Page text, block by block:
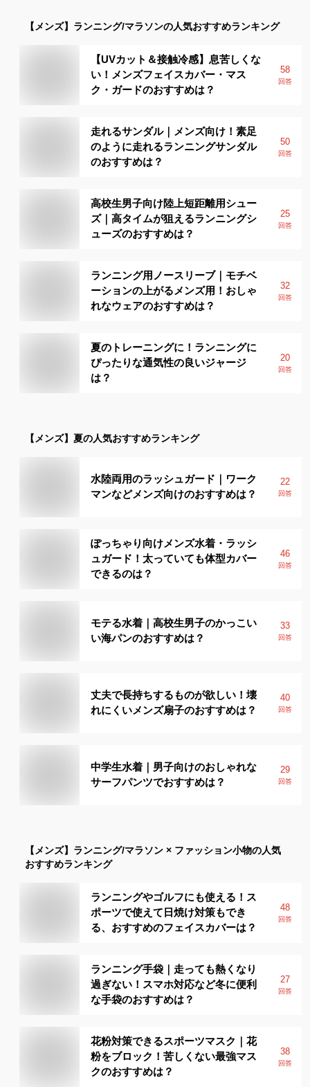
【メンズ】 ランニング/マラソンの人気おすすめランキング
【UVカット＆接触冷感】息苦しくな
い！メンズフェイスカバー・マス
ク・ガードのおすすめは？
58
回答
走れるサンダル｜メンズ向け！素足
のように走れるランニングサンダル
のおすすめは？
50
回答
高校生男子向け陸上短距離用シュー
ズ｜高タイムが狙えるランニングシ
ューズのおすすめは？
25
回答
ランニング用ノースリーブ｜モチベ
ーションの上がるメンズ用！おしゃ
れなウェアのおすすめは？
32
回答
夏のトレーニングに！ランニングに
ぴったりな通気性の良いジャージ
は？
20
回答
【メンズ】 夏の人気おすすめランキング
水陸両用のラッシュガード｜ワーク
マンなどメンズ向けのおすすめは？
22
回答
ぽっちゃり向けメンズ水着・ラッシ
ュガード！太っていても体型カバー
できるのは？
46
回答
モテる水着｜高校生男子のかっこい
い海パンのおすすめは？
33
回答
丈夫で長持ちするものが欲しい！壊
れにくいメンズ扇子のおすすめは？
40
回答
中学生水着｜男子向けのおしゃれな
サーフパンツでおすすめは？
29
回答
【メンズ】 ランニング/マラソン × ファッション小物の人気
おすすめランキング
ランニングやゴルフにも使える！ス
ポーツで使えて日焼け対策もでき
る、おすすめのフェイスカバーは？
48
回答
ランニング手袋｜走っても熱くなり
過ぎない！スマホ対応など冬に便利
な手袋のおすすめは？
27
回答
花粉対策できるスポーツマスク｜花
粉をブロック！苦しくない最強マス
クのおすすめは？
38
回答